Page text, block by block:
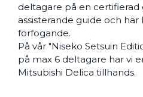
deltagare på en certifierad
assisterande guide och här
förfogande.
På vår "Niseko Setsuin
på max 6 deltagare har vi
Mitsubishi Delica tillhands.